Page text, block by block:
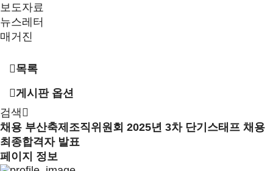
보도자료
뉴스레터
매거진
목록
게시판 옵션
검색
채용 부산축제조직위원회 2025년 3차 단기스태프 채용
최종합격자 발표
페이지 정보